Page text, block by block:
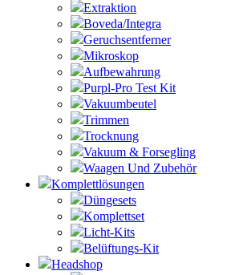
Extraktion
Boveda/Integra
Geruchsentferner
Mikroskop
Aufbewahrung
Purpl-Pro Test Kit
Vakuumbeutel
Trimmen
Trocknung
Vakuum & Forsegling
Waagen Und Zubehör
Komplettlösungen
Düngesets
Komplettset
Licht-Kits
Belüftungs-Kit
Headshop